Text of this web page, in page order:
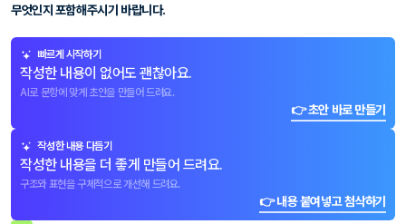
무엇인지 포함해주시기 바랍니다.
빠르게 시작하기
작성한 내용이 없어도 괜찮아요.
AI로 문항에 맞게 초안을 만들어 드려요.
👉 초안 바로 만들기
작성한 내용 다듬기
작성한 내용을 더 좋게 만들어 드려요.
구조와 표현을 구체적으로 개선해 드려요.
👉 내용 붙여넣고 첨삭하기